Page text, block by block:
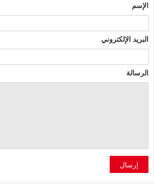
الإسم
البريد الإلكتروني
الرسالة
إرسال